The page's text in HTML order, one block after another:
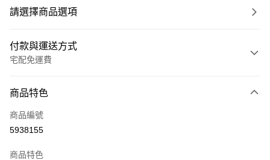
請選擇商品選項
付款與運送方式
宅配免運費
信用卡一次付款
超商取貨付款
商品特色
商品編號
5938155
商品特色